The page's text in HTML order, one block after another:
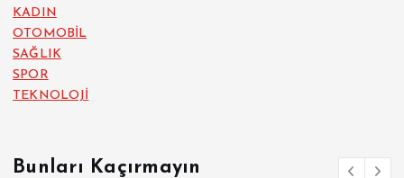
KADIN
OTOMOBİL
SAĞLIK
SPOR
TEKNOLOJİ
Bunları Kaçırmayın